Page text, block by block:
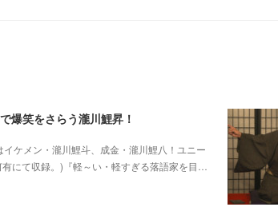
爆笑をさらう瀧川鯉昇！
ケメン・瀧川鯉斗、成金・瀧川鯉八！ユニー
にて収録。)『軽～い・軽すぎる落語家を目…